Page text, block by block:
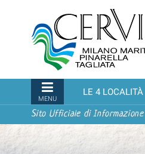
contenuti.
alla
navigazione
turistico
ufficiale
Cervia,
Milano
Marittima,
Pinarella,
Tagliata
MENU
LE 4 LOCALITÀ
Sito Ufficiale di